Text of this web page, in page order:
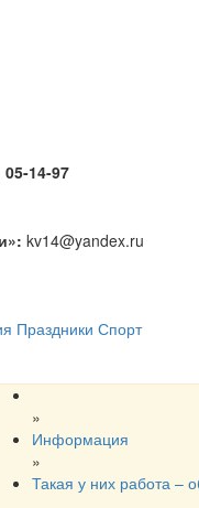
05-14-97
kv14@yandex.ru
Праздники Спорт
»
Информация
»
Такая у них работа –